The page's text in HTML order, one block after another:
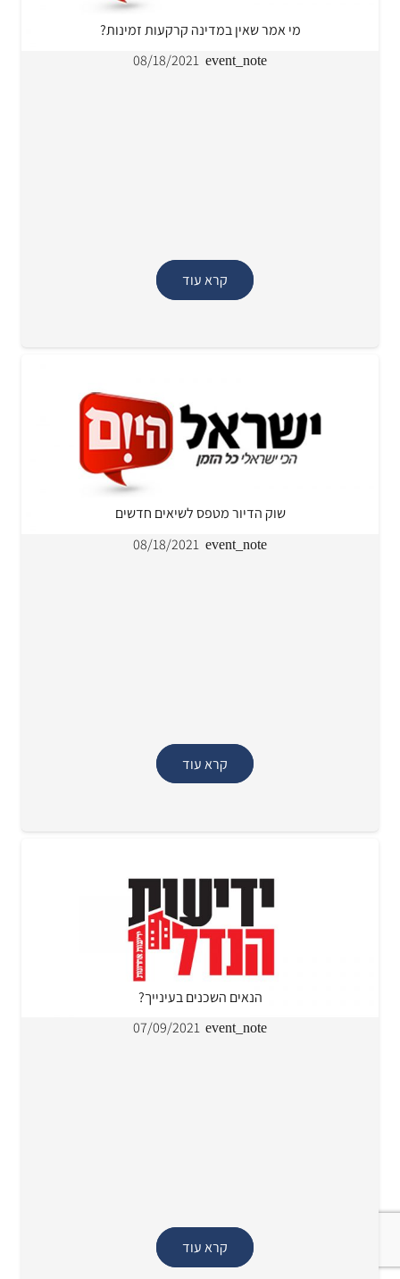
מי אמר שאין במדינה קרקעות זמינות?
event_note
08/18/2021
קרא עוד
שוק הדיור מטפס לשיאים חדשים
event_note
08/18/2021
קרא עוד
הנאים השכנים בעינייך?
event_note
07/09/2021
קרא עוד